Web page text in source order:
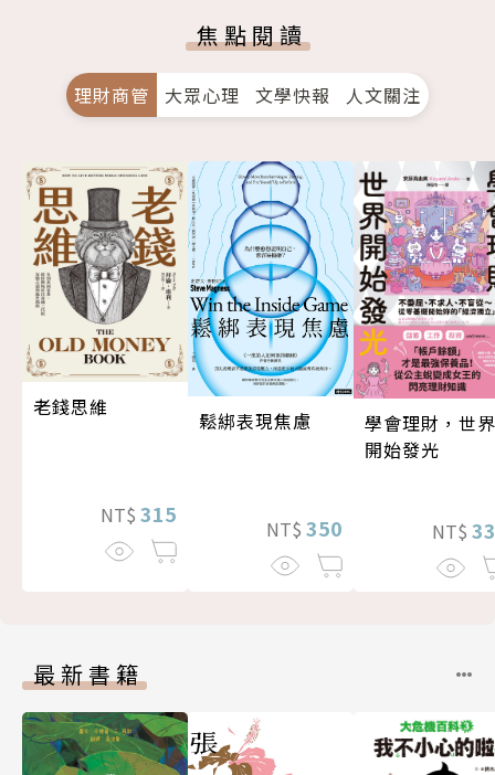
焦點閱讀
理財商管 大眾心理 文學快報 人文關注
老錢思維
NT$ 315
鬆綁表現焦慮
NT$ 350
學會理財，世界
開始發光
NT$
最新書籍